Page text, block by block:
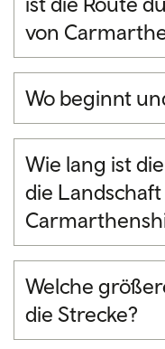
von
Wo beginnt
Wie lang ist
die Landschaft
Welche
die Strecke?